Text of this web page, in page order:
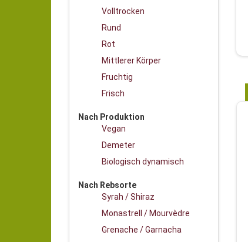
Volltrocken
Rund
Rot
Mittlerer Körper
Fruchtig
Frisch
Nach Produktion
Vegan
Demeter
Biologisch dynamisch
Nach Rebsorte
Syrah / Shiraz
Monastrell / Mourvèdre
Grenache / Garnacha